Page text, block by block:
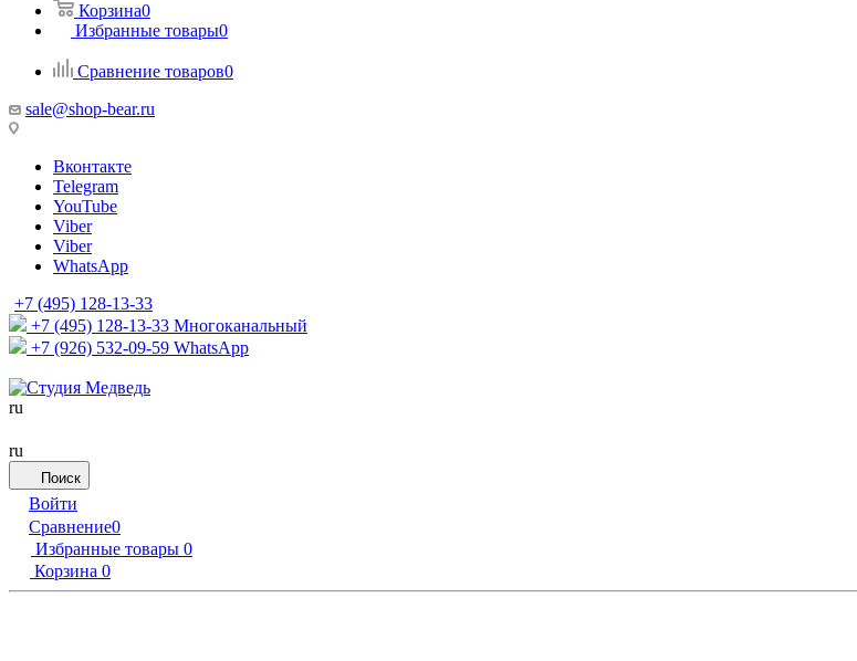
Корзина0
Избранные товары0
Сравнение товаров0
sale@shop-bear.ru
Вконтакте
Telegram
YouTube
Viber
Viber
WhatsApp
+7 (495) 128-13-33
+7 (495) 128-13-33 Многоканальный
+7 (926) 532-09-59 WhatsApp
ru
ru
Поиск
Войти
Сравнение0
Избранные товары 0
Корзина 0